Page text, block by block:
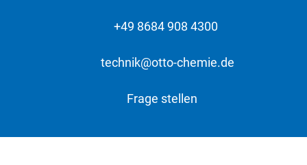
+49 8684 908 4300
technik@otto-chemie.de
Frage stellen